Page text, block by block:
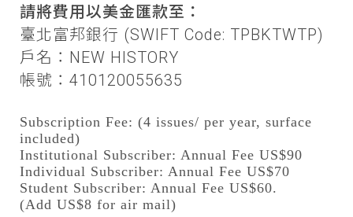
請將費用以美金匯款至：
臺北富邦銀行 (SWIFT Code: TPBKTWTP)
戶名：NEW HISTORY
帳號：410120055635
Subscription Fee: (4 issues/ per year, surface
included)
Institutional Subscriber: Annual Fee US$90
Individual Subscriber: Annual Fee US$70
Student Subscriber: Annual Fee US$60.
(Add US$8 for air mail)